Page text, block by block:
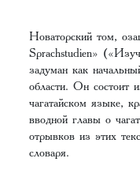
Новаторский том,
Sprachstudien»
задуман как
области. Он состоит
чагатайском языке,
вводной главы о
отрывков из этих
словаря.